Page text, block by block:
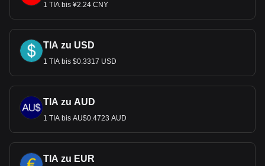
1 TIA bis ¥2.24 CNY
TIA zu USD
1 TIA bis $0.3317 USD
TIA zu AUD
1 TIA bis AU$0.4723 AUD
TIA zu EUR